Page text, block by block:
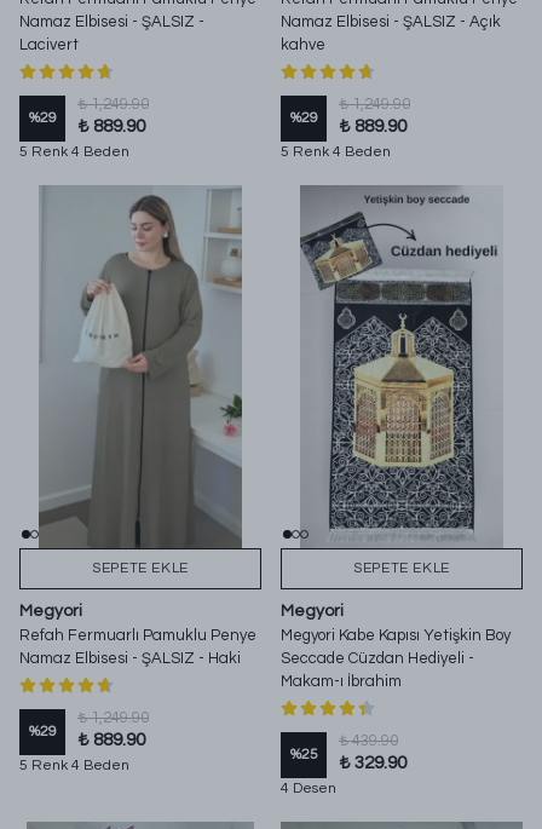
Namaz Elbisesi - ŞALSIZ -
Lacivert
%29
₺ 1,249.90
₺ 889.90
5 Renk 4 Beden
Namaz Elbisesi - ŞALSIZ - Açık
kahve
%29
₺ 1,249.90
₺ 889.90
5 Renk 4 Beden
SEPETE EKLE
Megyori
Refah Fermuarlı Pamuklu Penye
Namaz Elbisesi - ŞALSIZ - Haki
%29
₺ 1,249.90
₺ 889.90
5 Renk 4 Beden
SEPETE EKLE
Megyori
Megyori Kabe Kapısı Yetişkin Boy
Seccade Cüzdan Hediyeli -
Makam-ı İbrahim
%25
₺ 439.90
₺ 329.90
4 Desen